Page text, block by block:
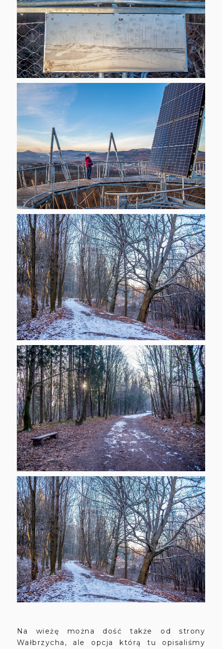
Na wieżę można dość także od strony
Wałbrzycha, ale opcja którą tu opisaliśmy